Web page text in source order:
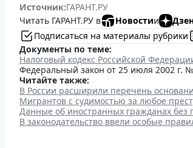
Источник:ГАРАНТ.РУ
Читать ГАРАНТ.РУ в
Новостии
Подписаться на материалы рубрики
Документы по теме:
Налоговый кодекс Российской
Федеральный закон от 25 июля 2002 г.
Читайте также:
В России расширили перечень
Мигрантов с судимостью за любое
Данные об иностранных гражданах
В законодательство ввели особые